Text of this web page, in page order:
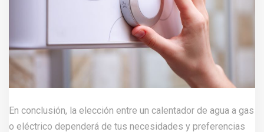
En conclusión, la elección entre un calentador de agua a gas
o eléctrico dependerá de tus necesidades y preferencias